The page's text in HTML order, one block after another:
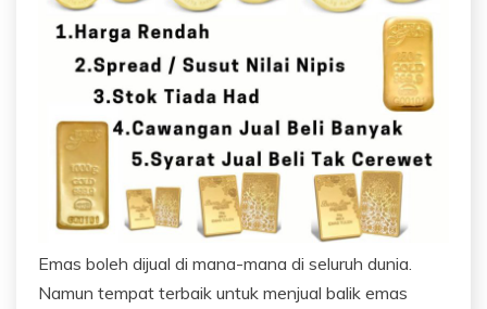
Emas boleh dijual di mana-mana di seluruh dunia.
Namun tempat terbaik untuk menjual balik emas